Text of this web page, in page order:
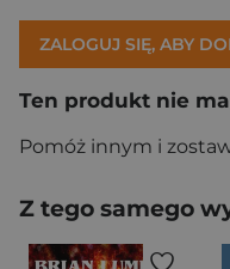
ZALOGUJ SIĘ, ABY
Ten produkt nie
Pomóż innym i
Z tego samego